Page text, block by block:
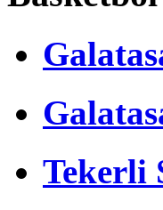
Tekerli